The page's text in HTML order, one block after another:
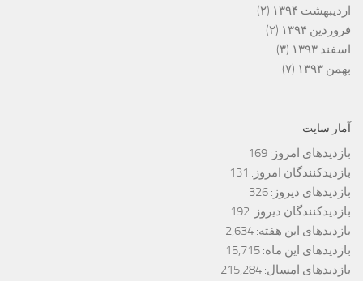
اردیبهشت ۱۳۹۴
(۲)
فروردین ۱۳۹۴
(۲)
اسفند ۱۳۹۳
(۳)
بهمن ۱۳۹۳
(۷)
آمار سایت
بازدیدهای امروز: 169
بازدیدکنندگان امروز: 131
بازدیدهای دیروز: 326
بازدیدکنندگان دیروز: 192
بازدیدهای این هفته: 2,634
بازدیدهای این ماه: 15,715
بازدیدهای امسال: 215,284